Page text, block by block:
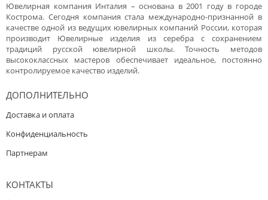
Ювелирная компания Инталия – основана в 2001 году в городе
Кострома. Сегодня компания стала международно-признанной в
качестве одной из ведущих ювелирных компаний России, которая
производит Ювелирные изделия из серебра с сохранением
традиций русской ювелирной школы. Точность методов
высококлассных мастеров обеспечивает идеальное, постоянно
контролируемое качество изделий.
ДОПОЛНИТЕЛЬНО
Доставка и оплата
Конфиденциальность
Партнерам
КОНТАКТЫ